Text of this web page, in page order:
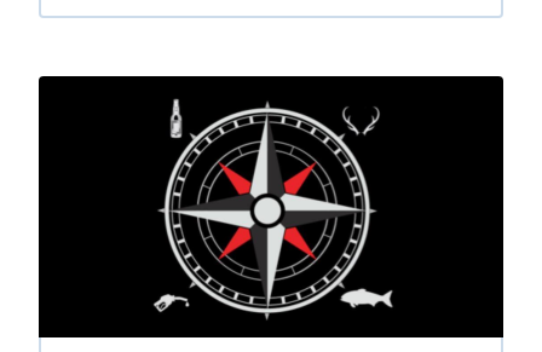
Le
Station